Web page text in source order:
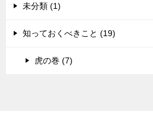
未分類 (1)
知っておくべきこと (19)
虎の巻 (7)